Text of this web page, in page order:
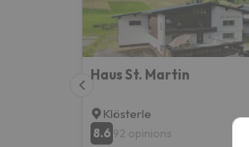
Haus St. Martin
Klösterle
8.6 92 opinions